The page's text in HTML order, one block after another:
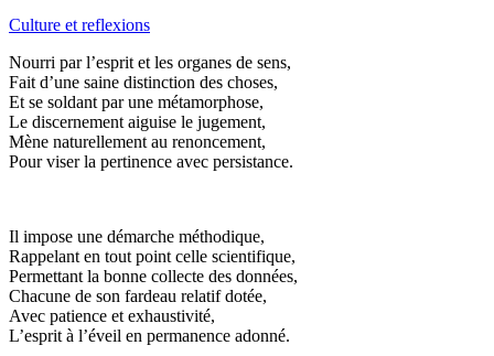
Culture et reflexions
Nourri par l’esprit et les organes de sens,
Fait d’une saine distinction des choses,
Et se soldant par une métamorphose,
Le discernement aiguise le jugement,
Mène naturellement au renoncement,
Pour viser la pertinence avec persistance.
Il impose une démarche méthodique,
Rappelant en tout point celle scientifique,
Permettant la bonne collecte des données,
Chacune de son fardeau relatif dotée,
Avec patience et exhaustivité,
L’esprit à l’éveil en permanence adonné.